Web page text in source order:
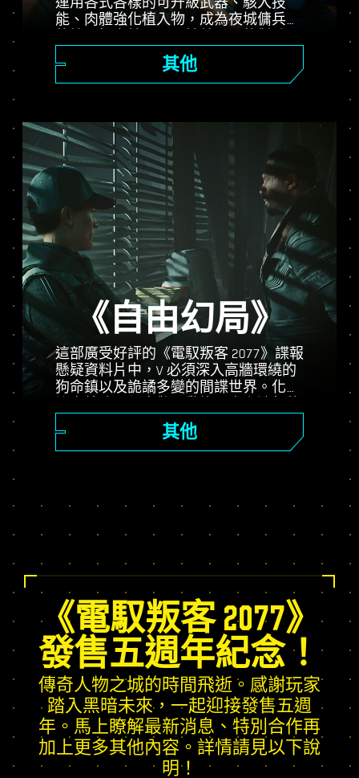
運用各式各樣的可升級武器、駭入技
能、肉體強化植入物，成為夜城傭兵界
遠距壓制敵方，或潛行深入戒備森嚴的
地點。
其他
《自由幻局》
這部廣受好評的《電馭叛客 2077》諜報
懸疑資料片中，V 必須深入高牆環繞的
狗命鎮以及詭譎多變的間諜世界。化身
劇情，衡量左右命運的不同抉擇。發揮
資料片專屬聖物技能樹的潛能，體驗動
態生成的開放世界任務、全新委託和其
其他
《電馭叛客 2077》
發售五週年紀念！
傳奇人物之城的時間飛逝。感謝玩家
踏入黑暗未來，一起迎接發售五週
年。馬上瞭解最新消息、特別合作再
加上更多其他內容。詳情請見以下說
明！